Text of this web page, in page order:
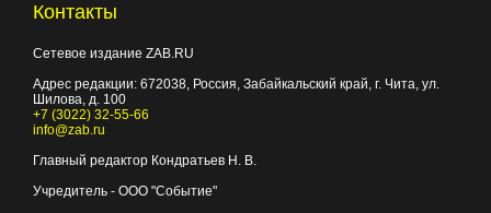
Контакты
Сетевое издание ZAB.RU
Адрес редакции: 672038, Россия, Забайкальский край, г. Чита, ул.
Шилова, д. 100
+7 (3022) 32-55-66
info@zab.ru
Главный редактор Кондратьев Н. В.
Учредитель - ООО "Событие"